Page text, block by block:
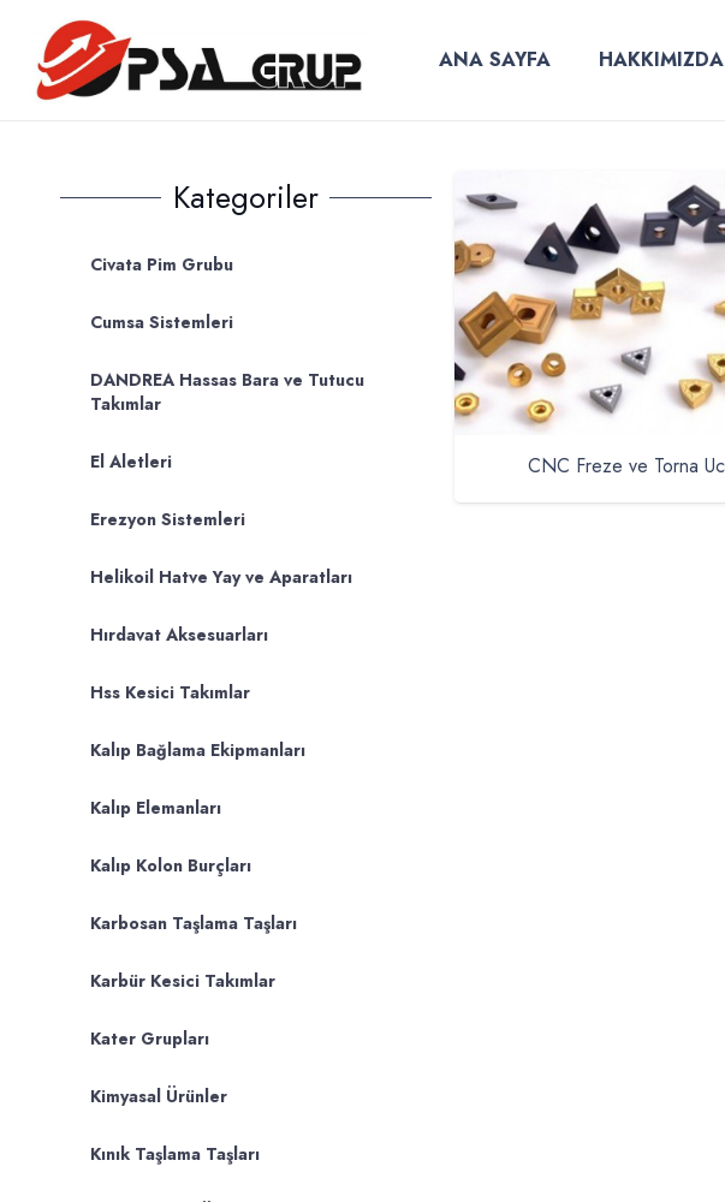
ANA SAYFA HAKKIMIZDA
Kategoriler
Civata Pim Grubu
Cumsa Sistemleri
DANDREA Hassas Bara ve Tutucu
Takımlar
El Aletleri
Erezyon Sistemleri
Helikoil Hatve Yay ve Aparatları
Hırdavat Aksesuarları
Hss Kesici Takımlar
Kalıp Bağlama Ekipmanları
Kalıp Elemanları
Kalıp Kolon Burçları
Karbosan Taşlama Taşları
Karbür Kesici Takımlar
Kater Grupları
Kimyasal Ürünler
Kınık Taşlama Taşları
CNC Freze ve Torna